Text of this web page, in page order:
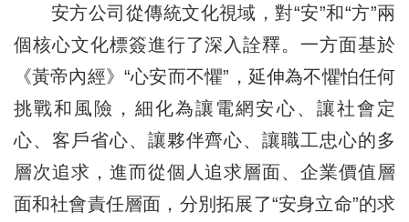
安方公司從傳統文化視域，對“安”和“方”兩
個核心文化標簽進行了深入詮釋。一方面基於
《黃帝內經》“心安而不懼”，延伸為不懼怕任何
挑戰和風險，細化為讓電網安心、讓社會定
心、客戶省心、讓夥伴齊心、讓職工忠心的多
層次追求，進而從個人追求層面、企業價值層
面和社會責任層面，分別拓展了“安身立命”的求